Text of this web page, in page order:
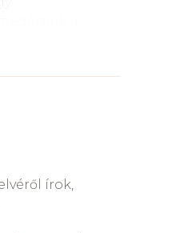
a
stb)
legszívesebben
írok,